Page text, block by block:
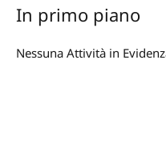
In primo piano
Nessuna Attività in